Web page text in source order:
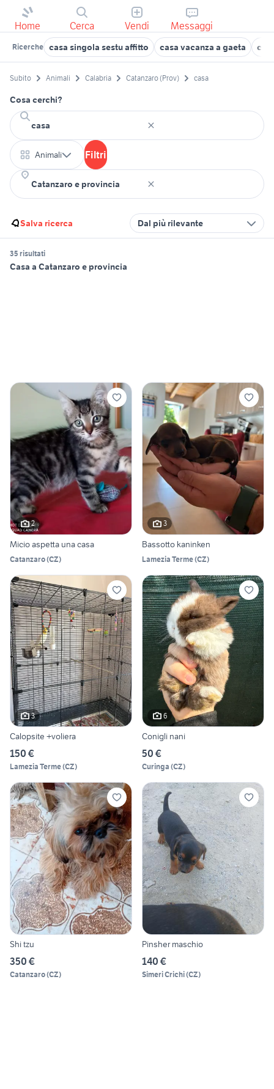
Home Cerca Vendi Messaggi
Ricerche casa singola sestu affitto casa vacanza a gaeta
Subito Animali Calabria Catanzaro (Prov) casa
Cosa cerchi?
Animali Filtri
Salva ricerca Dal più rilevante
35 risultati
Casa a Catanzaro e provincia
2
Micio aspetta una casa
Catanzaro(CZ)
3
Bassotto kaninken
Lamezia Terme(CZ)
3
Calopsite +voliera
150 €
Lamezia Terme(CZ)
6
Conigli nani
50 €
Curinga (CZ)
Shi tzu
350 €
Catanzaro(CZ)
Pinsher maschio
140 €
Simeri Crichi(CZ)